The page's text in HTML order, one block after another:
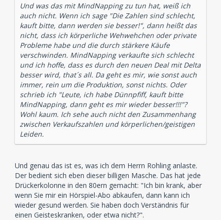
Und was das mit MindNapping zu tun hat, weiß ich
auch nicht. Wenn ich sage "Die Zahlen sind schlecht,
kauft bitte, dann werden sie besser!", dann heißt das
nicht, dass ich körperliche Wehwehchen oder private
Probleme habe und die durch stärkere Käufe
verschwinden. MindNapping verkaufte sich schlecht
und ich hoffe, dass es durch den neuen Deal mit Delta
besser wird, that´s all. Da geht es mir, wie sonst auch
immer, rein um die Produktion, sonst nichts. Oder
schrieb ich "Leute, ich habe Dünnpfiff, kauft bitte
MindNapping, dann geht es mir wieder besser!!!"?
Wohl kaum. Ich sehe auch nicht den Zusammenhang
zwischen Verkaufszahlen und körperlichen/geistigen
Leiden.
Und genau das ist es, was ich dem Herrn Rohling anlaste.
Der bedient sich eben dieser billigen Masche. Das hat jede
Drückerkolonne in den 80ern gemacht: "Ich bin krank, aber
wenn Sie mir ein Hörspiel-Abo abkaufen, dann kann ich
wieder gesund werden. Sie haben doch Verständnis für
einen Geisteskranken, oder etwa nicht?".